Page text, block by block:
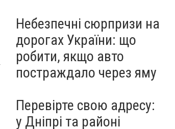
Небезпечні сюрпризи на
дорогах України: що
робити, якщо авто
постраждало через яму
Перевірте свою адресу:
у Дніпрі та районі